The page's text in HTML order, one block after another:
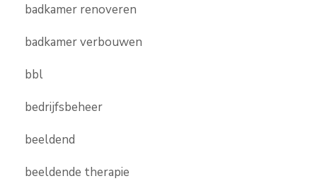
badkamer renoveren
badkamer verbouwen
bbl
bedrijfsbeheer
beeldend
beeldende therapie